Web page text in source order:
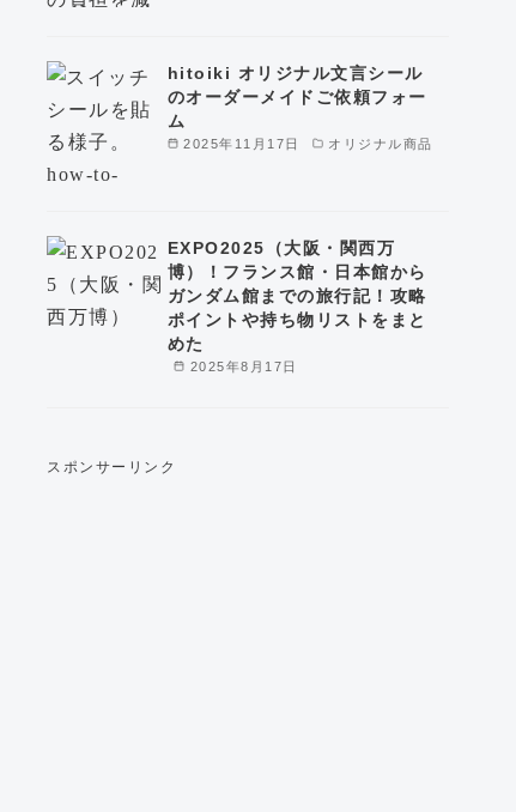
2025年11月17日 オリジナル商品
hitoiki オリジナル文言シール
のオーダーメイドご依頼フォー
ム
2025年8月17日
EXPO2025（大阪・関西万
博）！フランス館・日本館から
ガンダム館までの旅行記！攻略
ポイントや持ち物リストをまと
めた
スポンサーリンク